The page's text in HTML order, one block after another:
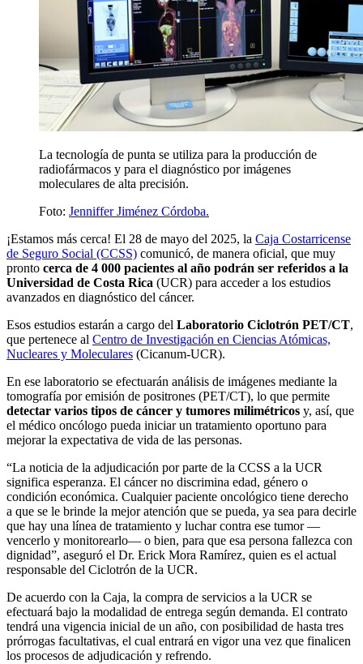
La tecnología de punta se utiliza para la producción de
radiofármacos y para el diagnóstico por imágenes
moleculares de alta precisión.
Foto: Jenniffer Jiménez Córdoba.
¡Estamos más cerca! El 28 de mayo del 2025, la Caja Costarricense
de Seguro Social (CCSS) comunicó, de manera oficial, que muy
pronto cerca de 4 000 pacientes al año podrán ser referidos a la
Universidad de Costa Rica (UCR) para acceder a los estudios
avanzados en diagnóstico del cáncer.
Esos estudios estarán a cargo del Laboratorio Ciclotrón PET/CT,
que pertenece al Centro de Investigación en Ciencias Atómicas,
Nucleares y Moleculares (Cicanum-UCR).
En ese laboratorio se efectuarán análisis de imágenes mediante la
tomografía por emisión de positrones (PET/CT), lo que permite
detectar varios tipos de cáncer y tumores milimétricos y, así, que
el médico oncólogo pueda iniciar un tratamiento oportuno para
mejorar la expectativa de vida de las personas.
“La noticia de la adjudicación por parte de la CCSS a la UCR
significa esperanza. El cáncer no discrimina edad, género o
condición económica. Cualquier paciente oncológico tiene derecho
a que se le brinde la mejor atención que se pueda, ya sea para decirle
que hay una línea de tratamiento y luchar contra ese tumor —
vencerlo y monitorearlo— o bien, para que esa persona fallezca con
dignidad”, aseguró el Dr. Erick Mora Ramírez, quien es el actual
responsable del Ciclotrón de la UCR.
De acuerdo con la Caja, la compra de servicios a la UCR se
efectuará bajo la modalidad de entrega según demanda. El contrato
tendrá una vigencia inicial de un año, con posibilidad de hasta tres
prórrogas facultativas, el cual entrará en vigor una vez que finalicen
los procesos de adjudicación y refrendo.